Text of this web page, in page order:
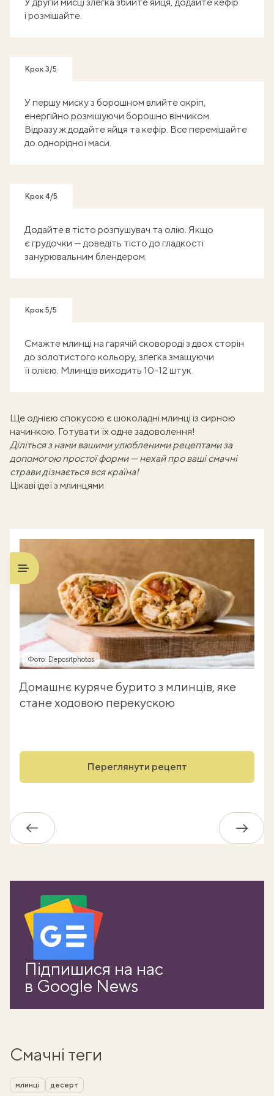
і розмішайте.
Крок 3/5
У першу миску з борошном влийте окріп,
енергійно розмішуючи борошно вінчиком.
Відразу ж додайте яйця та кефір. Все перемішайте
до однорідної маси.
Крок 4/5
Додайте в тісто розпушувач та олію. Якщо
є грудочки — доведіть тісто до гладкості
занурювальним блендером.
Крок 5/5
Смажте млинці на гарячій сковороді з двох сторін
до золотистого кольору, злегка змащуючи
її олією. Млинців виходить 10-12 штук.
Ще однією спокусою є шоколадні млинці із сирною
начинкою. Готувати їх одне задоволення!
Діліться з нами вашими улюбленими рецептамиза
допомогою простої форми— нехай про ваші смачні
страви дізнається вся країна!
Цікаві ідеї з млинцями
Фото: Depositphotos
Домашнє куряче бурито з млинців, яке
стане ходовою перекускою
Переглянути рецепт
Назад
Підпишися на нас
в Google News
Смачні теги
млинці десерт